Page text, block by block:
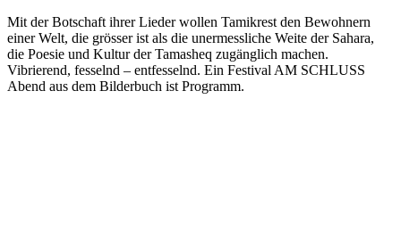
Mit der Botschaft ihrer Lieder wollen Tamikrest den Bewohnern
einer Welt, die grösser ist als die unermessliche Weite der Sahara,
die Poesie und Kultur der Tamasheq zugänglich machen.
Vibrierend, fesselnd – entfesselnd. Ein Festival AM SCHLUSS
Abend aus dem Bilderbuch ist Programm.